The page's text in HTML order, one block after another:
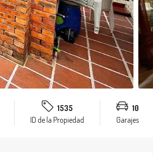
1535
ID de la Propiedad
10
Garajes